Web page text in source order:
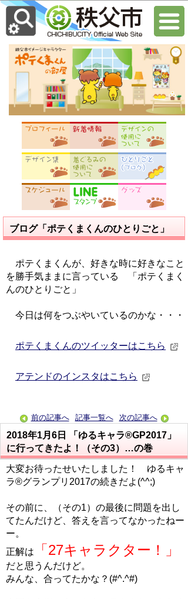
ブログ「ポテくまくんのひとりごと」
ポテくまくんが、好きな時に好きなこと
を勝手気ままに言っている 「ポテくまく
んのひとりごと」
今日は何をつぶやいているのかな・・・
ポテくまくんのツイッターはこちら
アテンドのインスタはこちら
前の記事へ 記事一覧へ 次の記事へ
2018年1月6日
「ゆるキャラ®GP2017」
に行ってきたよ！（その3）…の巻
大変お待ったせいたしました！ ゆるキャ
ラ®グランプリ2017の続きだよ(^^;)
その前に、（その1）の最後に問題を出し
てたんだけど、答えを言ってなかったねー
ー。
正解は
「27キャラクター！」
だと思うんだけど。
みんな、合ってたかな？(#^.^#)